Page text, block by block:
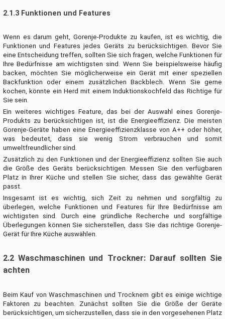
2.1.3 Funktionen und Features
Wenn es darum geht, Gorenje-Produkte zu kaufen, ist es wichtig, die
Funktionen und Features jedes Geräts zu berücksichtigen. Bevor Sie
eine Entscheidung treffen, sollten Sie sich fragen, welche Funktionen für
Ihre Bedürfnisse am wichtigsten sind. Wenn Sie beispielsweise häufig
backen, möchten Sie möglicherweise ein Gerät mit einer speziellen
Backfunktion oder einem zusätzlichen Backblech. Wenn Sie gerne
kochen, könnte ein Herd mit einem Induktionskochfeld das Richtige für
Sie sein.
Ein weiteres wichtiges Feature, das bei der Auswahl eines Gorenje-
Produkts zu berücksichtigen ist, ist die Energieeffizienz. Die meisten
Gorenje-Geräte haben eine Energieeffizienzklasse von A++ oder höher,
was bedeutet, dass sie wenig Strom verbrauchen und somit
umweltfreundlicher sind.
Zusätzlich zu den Funktionen und der Energieeffizienz sollten Sie auch
die Größe des Geräts berücksichtigen. Messen Sie den verfügbaren
Platz in Ihrer Küche und stellen Sie sicher, dass das gewählte Gerät
passt.
Insgesamt ist es wichtig, sich Zeit zu nehmen und sorgfältig zu
überlegen, welche Funktionen und Features für Ihre Bedürfnisse am
wichtigsten sind. Durch eine gründliche Recherche und sorgfältige
Überlegungen können Sie sicherstellen, dass Sie das richtige Gorenje-
Gerät für Ihre Küche auswählen.
2.2 Waschmaschinen und Trockner: Darauf sollten Sie
achten
Beim Kauf von Waschmaschinen und Trocknern gibt es einige wichtige
Faktoren zu beachten. Zunächst sollten Sie die Größe der Geräte
berücksichtigen, um sicherzustellen, dass sie in den vorgesehenen Platz